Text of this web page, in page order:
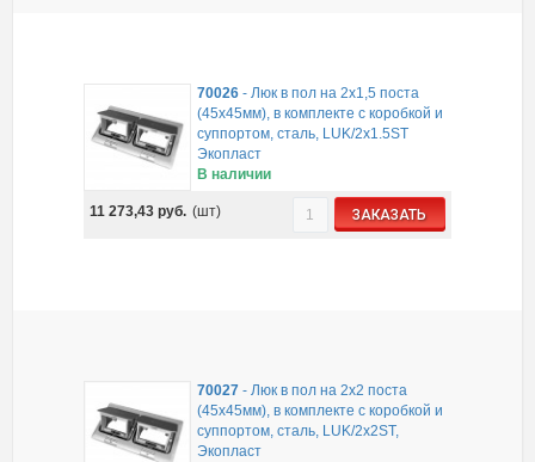
70026 -Люк в пол на 2x1,5 поста
(45х45мм), в комплекте с коробкой и
суппортом, сталь, LUK/2x1.5ST
Экопласт
В наличии
11 273,43руб. (шт) ЗАКАЗАТЬ
70027 -Люк в пол на 2x2 поста
(45х45мм), в комплекте с коробкой и
суппортом, сталь, LUK/2x2ST,
Экопласт